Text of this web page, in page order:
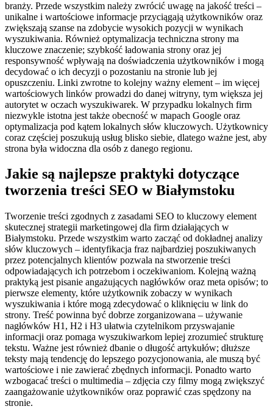
branży. Przede wszystkim należy zwrócić uwagę na jakość treści –
unikalne i wartościowe informacje przyciągają użytkowników oraz
zwiększają szanse na zdobycie wysokich pozycji w wynikach
wyszukiwania. Również optymalizacja techniczna strony ma
kluczowe znaczenie; szybkość ładowania strony oraz jej
responsywność wpływają na doświadczenia użytkowników i mogą
decydować o ich decyzji o pozostaniu na stronie lub jej
opuszczeniu. Linki zwrotne to kolejny ważny element – im więcej
wartościowych linków prowadzi do danej witryny, tym większa jej
autorytet w oczach wyszukiwarek. W przypadku lokalnych firm
niezwykle istotna jest także obecność w mapach Google oraz
optymalizacja pod kątem lokalnych słów kluczowych. Użytkownicy
coraz częściej poszukują usług blisko siebie, dlatego ważne jest, aby
strona była widoczna dla osób z danego regionu.
Jakie są najlepsze praktyki dotyczące
tworzenia treści SEO w Białymstoku
Tworzenie treści zgodnych z zasadami SEO to kluczowy element
skutecznej strategii marketingowej dla firm działających w
Białymstoku. Przede wszystkim warto zacząć od dokładnej analizy
słów kluczowych – identyfikacja fraz najbardziej poszukiwanych
przez potencjalnych klientów pozwala na stworzenie treści
odpowiadających ich potrzebom i oczekiwaniom. Kolejną ważną
praktyką jest pisanie angażujących nagłówków oraz meta opisów; to
pierwsze elementy, które użytkownik zobaczy w wynikach
wyszukiwania i które mogą zdecydować o kliknięciu w link do
strony. Treść powinna być dobrze zorganizowana – używanie
nagłówków H1, H2 i H3 ułatwia czytelnikom przyswajanie
informacji oraz pomaga wyszukiwarkom lepiej zrozumieć strukturę
tekstu. Ważne jest również dbanie o długość artykułów; dłuższe
teksty mają tendencję do lepszego pozycjonowania, ale muszą być
wartościowe i nie zawierać zbędnych informacji. Ponadto warto
wzbogacać treści o multimedia – zdjęcia czy filmy mogą zwiększyć
zaangażowanie użytkowników oraz poprawić czas spędzony na
stronie.